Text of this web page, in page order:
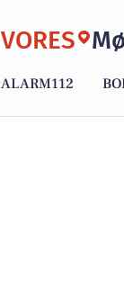
VORES
ALARM112